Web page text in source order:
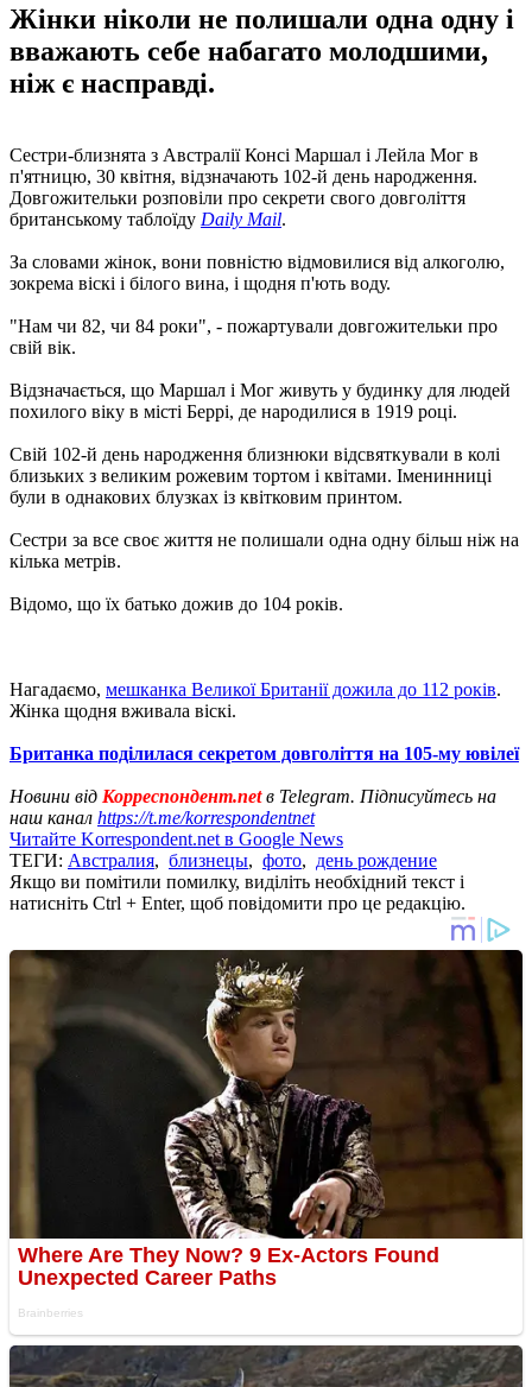
Жінки ніколи не полишали одна одну і
вважають себе набагато молодшими,
ніж є насправді.
Сестри-близнята з Австралії Консі Маршал і Лейла Мог в
п'ятницю, 30 квітня, відзначають 102-й день народження.
Довгожительки розповіли про секрети свого довголіття
британському таблоїду Daily Mail.
За словами жінок, вони повністю відмовилися від алкоголю,
зокрема віскі і білого вина, і щодня п'ють воду.
"Нам чи 82, чи 84 роки", - пожартували довгожительки про
свій вік.
Відзначається, що Маршал і Мог живуть у будинку для людей
похилого віку в місті Беррі, де народилися в 1919 році.
Свій 102-й день народження близнюки відсвяткували в колі
близьких з великим рожевим тортом і квітами. Іменинниці
були в однакових блузках із квітковим принтом.
Сестри за все своє життя не полишали одна одну більш ніж на
кілька метрів.
Відомо, що їх батько дожив до 104 років.
Нагадаємо, мешканка Великої Британії дожила до 112 років.
Жінка щодня вживала віскі.
Британка поділилася секретом довголіття на 105-му ювілеї
Новини від Корреспондент.netв Telegram. Підписуйтесь на
наш канал https://t.me/korrespondentnet
Читайте Korrespondent.net в Google News
ТЕГИ: Австралия, близнецы, фото, день рождение
Якщо ви помітили помилку, виділіть необхідний текст і
натисніть Ctrl + Enter, щоб повідомити про це редакцію.